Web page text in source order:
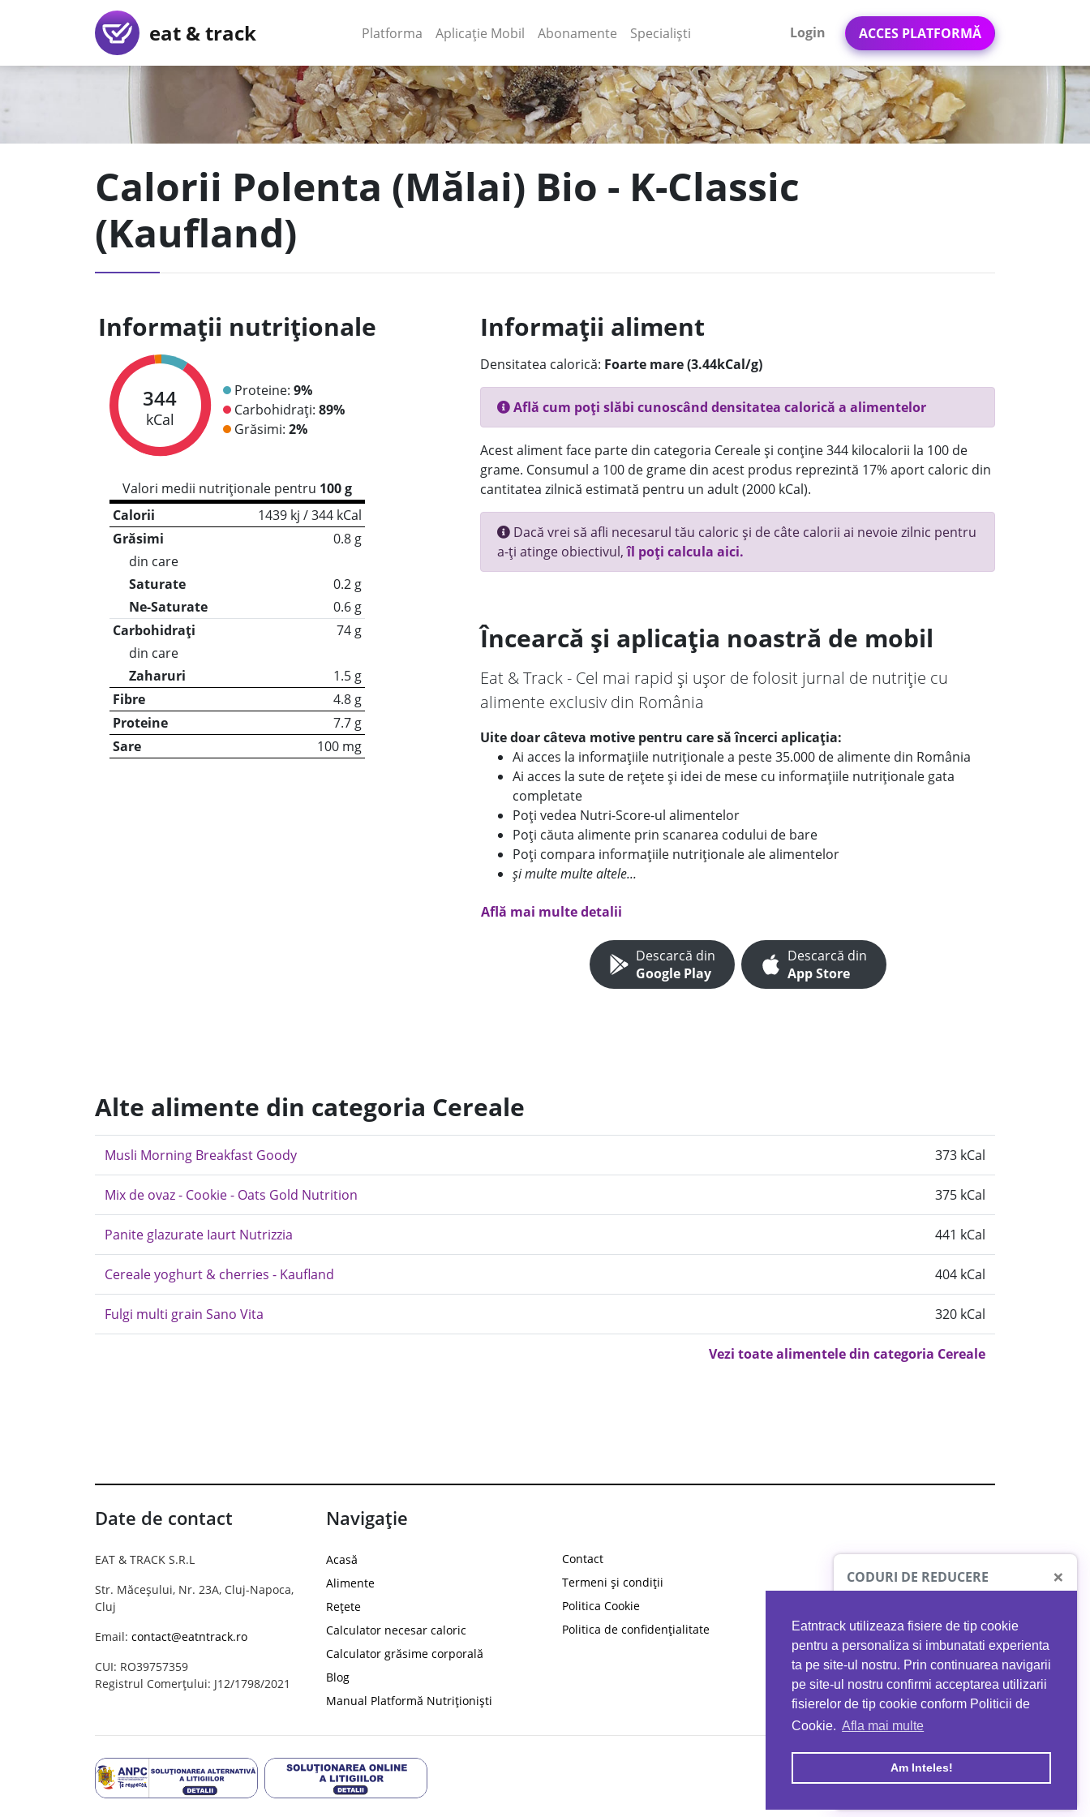
Eatntrack utilizeaza fisiere de tip cookie
pentru a personaliza si imbunatati experienta
ta pe site-ul nostru. Prin continuarea navigarii
pe site-ul nostru confirmi acceptarea utilizarii
fisierelor de tip cookie conform Politicii de
Cookie. Afla mai multe
Am Inteles!
eat & track Platforma (current)
Aplicație Mobil (current)
Abonamente Specialiști Login ACCES PLATFORMĂ
Calorii Polenta (Mălai) Bio - K-Classic
(Kaufland)
Informații nutriționale
344
kCal
Proteine: 9%
Carbohidrați: 89%
Grăsimi: 2%
Valori medii nutriționale pentru 100 g
Calorii
1439 kj / 344 kCal
Grăsimi
0.8 g
din care
Saturate
0.2 g
Ne-Saturate
0.6 g
Carbohidrați
74 g
din care
Zaharuri
1.5 g
Fibre
4.8 g
Proteine
7.7 g
Sare
100 mg
Informații aliment
Densitatea calorică: Foarte mare (3.44kCal/g)
Află cum poți slăbi cunoscând densitatea calorică a alimentelor
Acest aliment face parte din categoria Cereale și conține 344 kilocalorii la 100 de
grame. Consumul a 100 de grame din acest produs reprezintă 17% aport caloric din
cantitatea zilnică estimată pentru un adult (2000 kCal).
Dacă vrei să afli necesarul tău caloric și de câte calorii ai nevoie zilnic pentru
a-ți atinge obiectivul,îl poți calcula aici.
Încearcă și aplicația noastră de mobil
Eat & Track - Cel mai rapid și ușor de folosit jurnal de nutriție cu
alimente exclusiv din România
Uite doar câteva motive pentru care să încerci aplicația:
Ai acces la informațiile nutriționale a peste 35.000 de alimente din România
Ai acces la sute de rețete și idei de mese cu informațiile nutriționale gata
completate
Poți vedea Nutri-Score-ul alimentelor
Poți căuta alimente prin scanarea codului de bare
Poți compara informațiile nutriționale ale alimentelor
și multe multe altele...
Află mai multe detalii
Descarcă din
Google Play
Descarcă din
App Store
Alte alimente din categoria Cereale
Musli Morning Breakfast Goody 373 kCal
Mix de ovaz - Cookie - Oats Gold Nutrition 375 kCal
Panite glazurate Iaurt Nutrizzia 441 kCal
Cereale yoghurt & cherries - Kaufland 404 kCal
Fulgi multi grain Sano Vita 320 kCal
Vezi toate alimentele din categoria Cereale
Date de contact
EAT & TRACK S.R.L
Str. Măceșului, Nr. 23A, Cluj-Napoca,
Cluj
Email: contact@eatntrack.ro
CUI: RO39757359
Registrul Comerțului: J12/1798/2021
Navigație
Acasă
Alimente
Rețete
Calculator necesar caloric
Calculator grăsime corporală
Blog
Manual Platformă Nutriționiști
Contact
Termeni și condiții
Politica Cookie
Politica de confidențialitate
CODURI DE REDUCERE ×
PROTO41
reducere la orice comandă
EATNTRACK
MYPROTEIN
Ai40%reducere la orice comandă
folosind codul EATTRACK